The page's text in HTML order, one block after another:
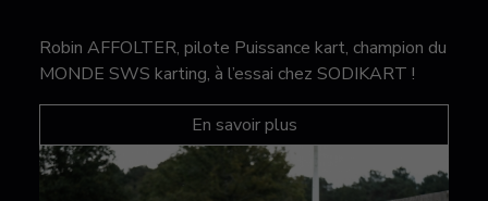
Robin AFFOLTER, pilote Puissance kart, champion du
MONDE SWS karting, à l’essai chez SODIKART !
En savoir plus